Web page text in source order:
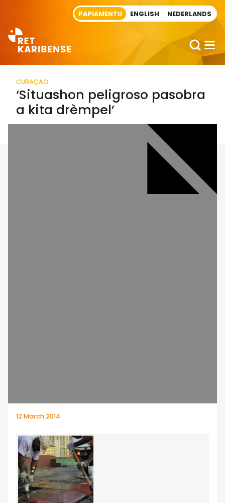
PAPIAMENTU ENGLISH NEDERLANDS
CURAÇAO
‘Situashon peligroso pasobra
a kita drèmpel’
12 March 2014